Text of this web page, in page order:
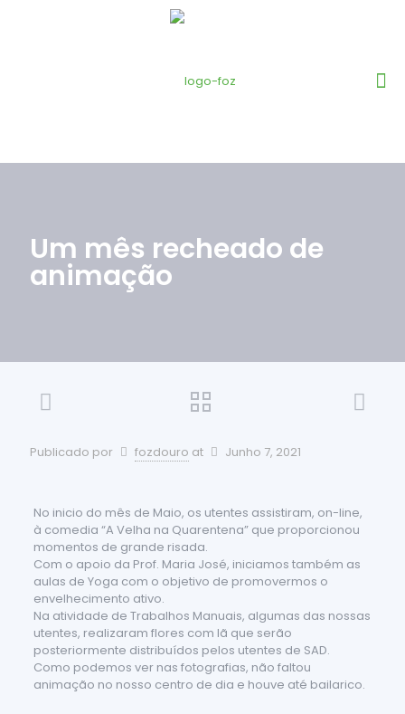
Um mês recheado de
animação
Publicado por fozdouro at Junho 7, 2021
No inicio do mês de Maio, os utentes assistiram, on-line,
à comedia “A Velha na Quarentena” que proporcionou
momentos de grande risada.
Com o apoio da Prof. Maria José, iniciamos também as
aulas de Yoga com o objetivo de promovermos o
envelhecimento ativo.
Na atividade de Trabalhos Manuais, algumas das nossas
utentes, realizaram flores com lã que serão
posteriormente distribuídos pelos utentes de SAD.
Como podemos ver nas fotografias, não faltou
animação no nosso centro de dia e houve até bailarico.